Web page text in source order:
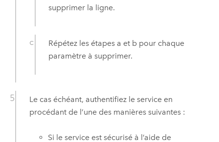
supprimer la ligne.
Répétez les étapes a et b pour chaque
paramètre à supprimer.
Le cas échéant, authentifiez le service en
procédant de l’une des manières suivantes :
Si le service est sécurisé à l’aide de